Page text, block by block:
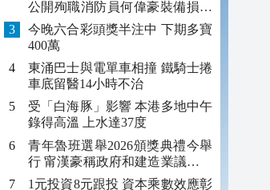
公開殉職消防員何偉豪裝備損毀
照片
今晚六合彩頭獎半注中 下期多寶
400萬
東涌巴士與電單車相撞 鐵騎士捲
車底留醫14小時不治
受「白海豚」影響 本港多地中午
錄得高溫 上水達37度
青年魯班選舉2026頒獎典禮今舉
行 甯漢豪稱政府和建造業議會做
好培訓工作
1元投資8元跟投 資本乘數效應彰